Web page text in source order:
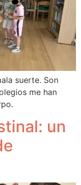
suerte. Son
me han
un